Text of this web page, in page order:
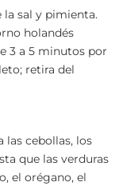
la sal y pimienta.
holandés
3 a 5 minutos por
retira del
las cebollas, los
que las verduras
el orégano, el